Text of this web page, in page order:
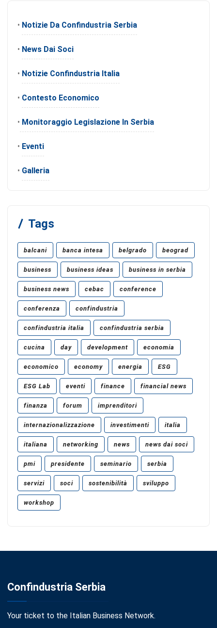
• Notizie Da Confindustria Serbia
• News Dai Soci
• Notizie Confindustria Italia
• Contesto Economico
• Monitoraggio Legislazione In Serbia
• Eventi
• Galleria
Tags
balcani banca intesa belgrado beograd
business business ideas business in serbia
business news cebac conference
conferenza confindustria
confindustria italia confindustria serbia
cucina day development economia
economico economy energia ESG
ESG Lab eventi finance financial news
finanza forum imprenditori
internazionalizzazione investimenti italia
italiana networking news news dai soci
pmi presidente seminario serbia
servizi soci sostenibilità sviluppo
workshop
Confindustria Serbia
Your ticket to the Italian Business Network.